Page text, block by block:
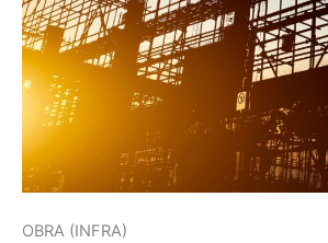
OBRA (INFRA)